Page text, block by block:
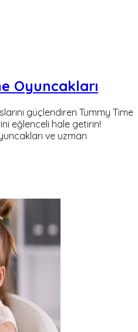
Oyuncakları
güçlendiren Tummy Time
eğlenceli hale getirin!
ve uzman